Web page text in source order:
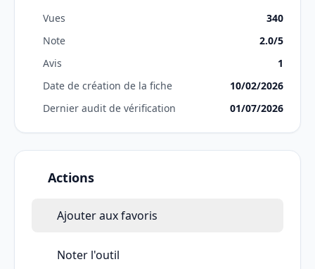
Vues
340
Note
2.0/5
Avis
1
Date de création de la fiche
10/02/2026
Dernier audit de vérification
01/07/2026
Actions
Ajouter aux favoris
Noter l'outil